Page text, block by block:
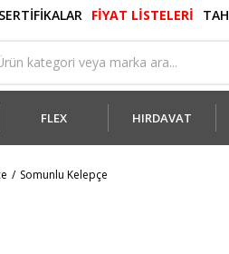
SERTİFİKALAR FİYAT LİSTELERİ
FLEX HIRDAVAT
Somunlu Kelepçe